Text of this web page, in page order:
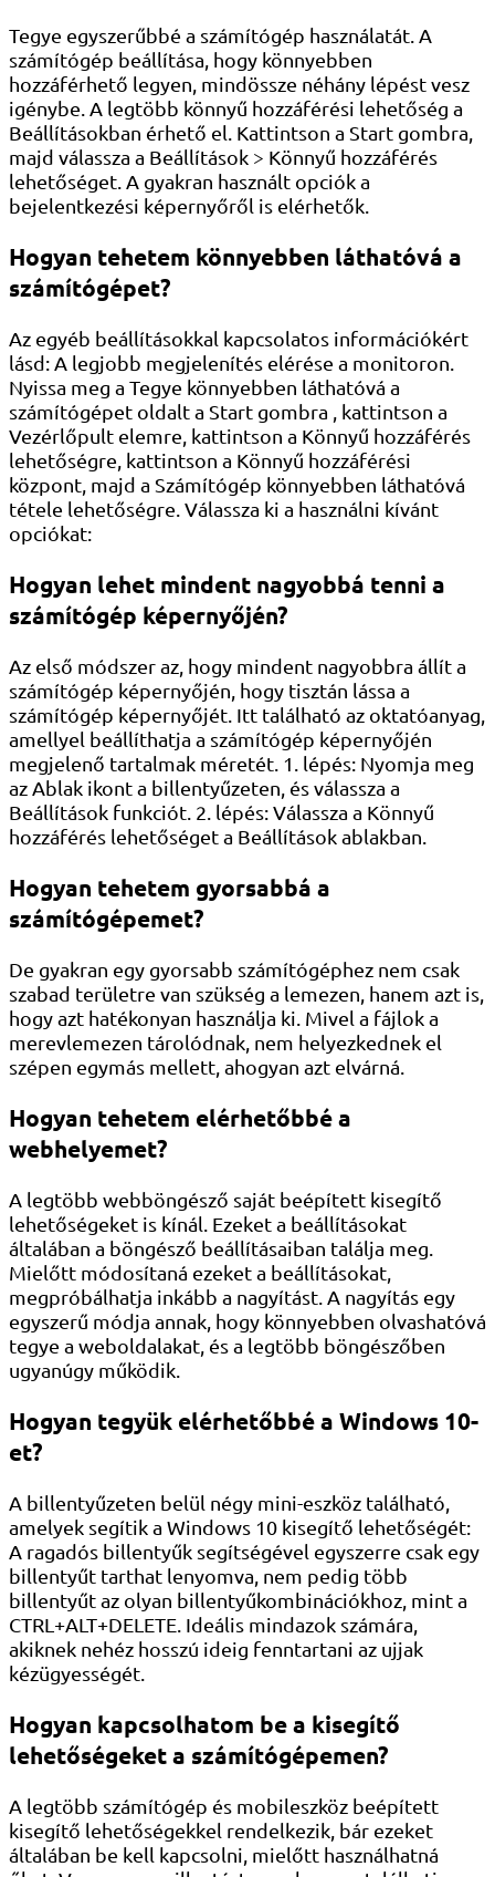
Tegye egyszerűbbé a számítógép használatát. A
számítógép beállítása, hogy könnyebben
hozzáférhető legyen, mindössze néhány lépést vesz
igénybe. A legtöbb könnyű hozzáférési lehetőség a
Beállításokban érhető el. Kattintson a Start gombra,
majd válassza a Beállítások > Könnyű hozzáférés
lehetőséget. A gyakran használt opciók a
bejelentkezési képernyőről is elérhetők.
Hogyan tehetem könnyebben láthatóvá a
számítógépet?
Az egyéb beállításokkal kapcsolatos információkért
lásd: A legjobb megjelenítés elérése a monitoron.
Nyissa meg a Tegye könnyebben láthatóvá a
számítógépet oldalt a Start gombra , kattintson a
Vezérlőpult elemre, kattintson a Könnyű hozzáférés
lehetőségre, kattintson a Könnyű hozzáférési
központ, majd a Számítógép könnyebben láthatóvá
tétele lehetőségre. Válassza ki a használni kívánt
opciókat:
Hogyan lehet mindent nagyobbá tenni a
számítógép képernyőjén?
Az első módszer az, hogy mindent nagyobbra állít a
számítógép képernyőjén, hogy tisztán lássa a
számítógép képernyőjét. Itt található az oktatóanyag,
amellyel beállíthatja a számítógép képernyőjén
megjelenő tartalmak méretét. 1. lépés: Nyomja meg
az Ablak ikont a billentyűzeten, és válassza a
Beállítások funkciót. 2. lépés: Válassza a Könnyű
hozzáférés lehetőséget a Beállítások ablakban.
Hogyan tehetem gyorsabbá a
számítógépemet?
De gyakran egy gyorsabb számítógéphez nem csak
szabad területre van szükség a lemezen, hanem azt is,
hogy azt hatékonyan használja ki. Mivel a fájlok a
merevlemezen tárolódnak, nem helyezkednek el
szépen egymás mellett, ahogyan azt elvárná.
Hogyan tehetem elérhetőbbé a
webhelyemet?
A legtöbb webböngésző saját beépített kisegítő
lehetőségeket is kínál. Ezeket a beállításokat
általában a böngésző beállításaiban találja meg.
Mielőtt módosítaná ezeket a beállításokat,
megpróbálhatja inkább a nagyítást. A nagyítás egy
egyszerű módja annak, hogy könnyebben olvashatóvá
tegye a weboldalakat, és a legtöbb böngészőben
ugyanúgy működik.
Hogyan tegyük elérhetőbbé a Windows 10-
et?
A billentyűzeten belül négy mini-eszköz található,
amelyek segítik a Windows 10 kisegítő lehetőségét:
A ragadós billentyűk segítségével egyszerre csak egy
billentyűt tarthat lenyomva, nem pedig több
billentyűt az olyan billentyűkombinációkhoz, mint a
CTRL+ALT+DELETE. Ideális mindazok számára,
akiknek nehéz hosszú ideig fenntartani az ujjak
kézügyességét.
Hogyan kapcsolhatom be a kisegítő
lehetőségeket a számítógépemen?
A legtöbb számítógép és mobileszköz beépített
kisegítő lehetőségekkel rendelkezik, bár ezeket
általában be kell kapcsolni, mielőtt használhatná